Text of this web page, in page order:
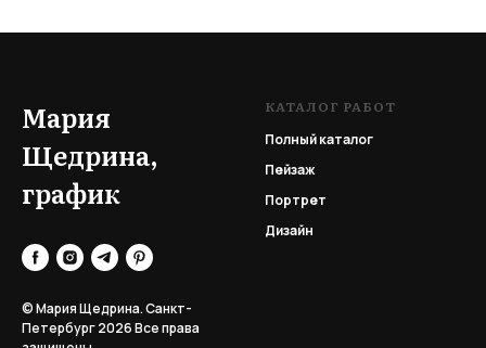
Мария
Щедрина,
график
© Мария Щедрина. Санкт-
Петербург 2026Все права
КАТАЛОГ РАБОТ
Полный каталог
Пейзаж
Портрет
Дизайн